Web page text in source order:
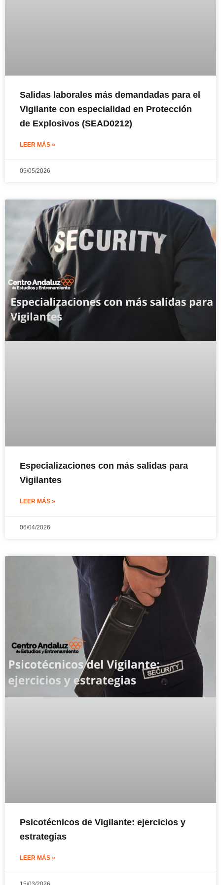
Salidas laborales más demandadas para el
Vigilante con especialidad en Protección
de Explosivos (SEAD0212)
LEER MÁS »
05/05/2026
Especializaciones con más salidas para
Vigilantes
LEER MÁS »
06/04/2026
Psicotécnicos de Vigilante: ejercicios y
estrategias
LEER MÁS »